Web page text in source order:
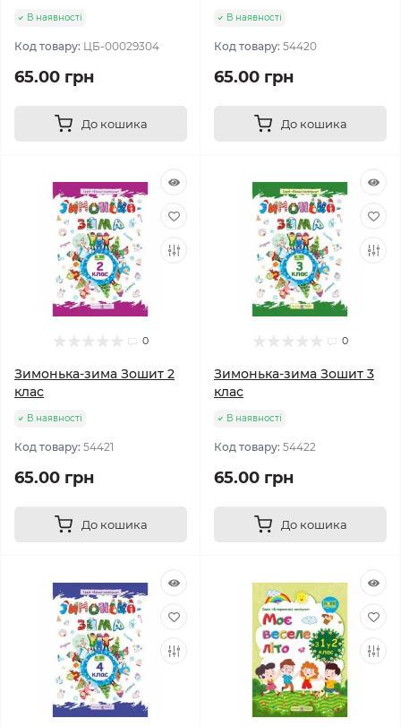
В наявності
Код товару: ЦБ-00029304
65.00 грн
До кошика
В наявності
Код товару: 54420
65.00 грн
До кошика
0
Зимонька-зима Зошит 2
клас
В наявності
Код товару: 54421
65.00 грн
До кошика
0
Зимонька-зима Зошит 3
клас
В наявності
Код товару: 54422
65.00 грн
До кошика